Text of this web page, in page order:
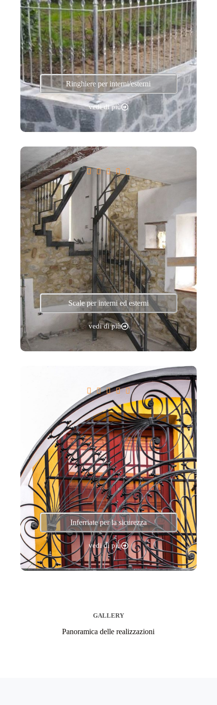
Ringhiere per interni/esterni
vedi di più
    
Scale per interni ed esterni
vedi di più
    
Inferriate per la sicurezza
vedi di più
GALLERY
Panoramica delle realizzazioni